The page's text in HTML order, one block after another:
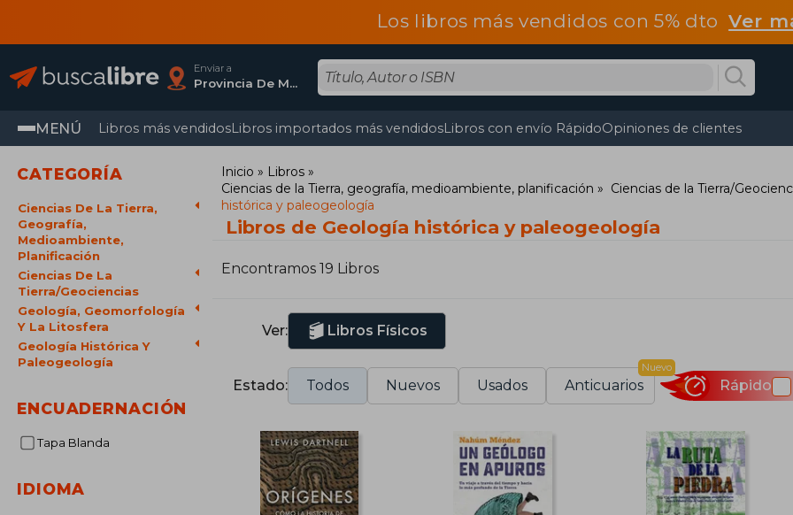
Los libros más vendidos con 5% dtoVer
Enviar a
Provincia De Madrid
MENÚ Libros más vendidosLibros importados más vendidosLibros con envío RápidoOpiniones de clientes
CATEGORÍA
Ciencias De La Tierra,
Geografía,
Medioambiente,
Planificación
Ciencias De La
Tierra/Geociencias
Geología, Geomorfología
Y La Litosfera
Geología Histórica Y
Paleogeología
ENCUADERNACIÓN
Tapa Blanda
IDIOMA
Inicio
Libros
Ciencias de la Tierra, geografía, medioambiente, planificación
Ciencias de la Tierra/
histórica y paleogeología
Libros de Geología histórica y paleogeología
Encontramos 19 Libros
Ver: Libros Físicos
Estado: Todos Nuevos Usados Anticuarios
Nuevo
Rápido